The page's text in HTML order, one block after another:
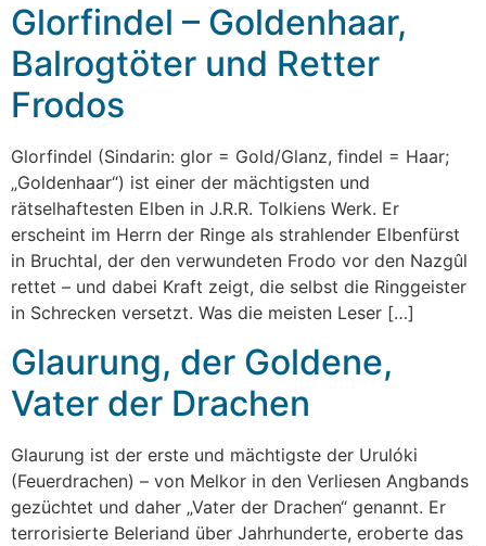
Glorfindel – Goldenhaar,
Balrogtöter und Retter
Frodos
Glorfindel (Sindarin: glor = Gold/Glanz, findel = Haar;
„Goldenhaar“) ist einer der mächtigsten und
rätselhaftesten Elben in J.R.R. Tolkiens Werk. Er
erscheint im Herrn der Ringe als strahlender Elbenfürst
in Bruchtal, der den verwundeten Frodo vor den Nazgûl
rettet – und dabei Kraft zeigt, die selbst die Ringgeister
in Schrecken versetzt. Was die meisten Leser […]
Glaurung, der Goldene,
Vater der Drachen
Glaurung ist der erste und mächtigste der Urulóki
(Feuerdrachen) – von Melkor in den Verliesen Angbands
gezüchtet und daher „Vater der Drachen“ genannt. Er
terrorisierte Beleriand über Jahrhunderte, eroberte das